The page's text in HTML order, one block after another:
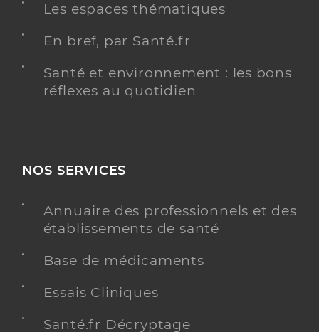
Les espaces thématiques
En bref, par Santé.fr
Santé et environnement : les bons
réflexes au quotidien
NOS SERVICES
Annuaire des professionnels et des
établissements de santé
Base de médicaments
Essais Cliniques
Santé.fr Décryptage